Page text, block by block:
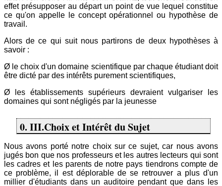
effet présupposer au départ un point de vue lequel constitue
ce qu'on appelle le concept opérationnel ou hypothèse de
travail.
Alors de ce qui suit nous partirons de deux hypothèses à
savoir :
Ø le choix d'un domaine scientifique par chaque étudiant doit
être dicté par des intérêts purement scientifiques,
Ø les établissements supérieurs devraient vulgariser les
domaines qui sont négligés par la jeunesse
0. III.Choix et Intérêt du Sujet
Nous avons porté notre choix sur ce sujet, car nous avons
jugés bon que nos professeurs et les autres lecteurs qui sont
les cadres et les parents de notre pays tiendrons compte de
ce problème, il est déplorable de se retrouver a plus d'un
millier d'étudiants dans un auditoire pendant que dans les